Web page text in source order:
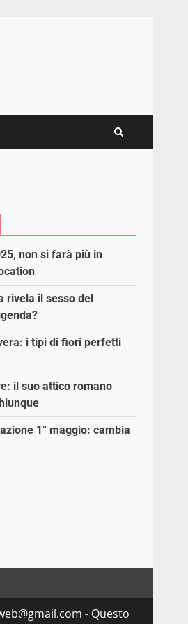
non si farà più in
rivela il sesso del
i tipi di fiori perfetti
il suo attico romano
1° maggio: cambia
- Questo